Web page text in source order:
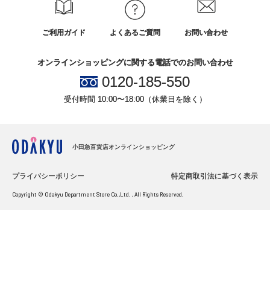
ご利用ガイド よくあるご質問 お問い合わせ
オンラインショッピングに関する電話でのお問い合わせ
0120-185-550
受付時間 10:00〜18:00（休業日を除く）
小田急百貨店オンラインショッピング
プライバシーポリシー 特定商取引法に基づく表示
Copyright © Odakyu Department Store Co.,Ltd. , All Rights Reserved.